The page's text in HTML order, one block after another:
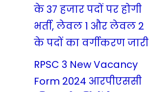
के 37 हजार पदों पर होगी
भर्ती, लेवल 1 और लेवल 2
के पदों का वर्गीकरण जारी
RPSC 3 New Vacancy
Form 2024 आरपीएससी